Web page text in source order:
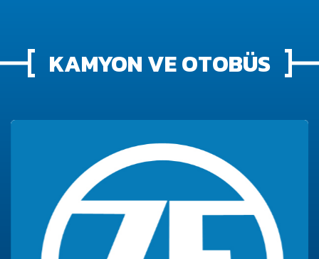
KAMYON VE OTOBÜS